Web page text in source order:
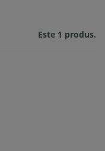
Este 1 produs.